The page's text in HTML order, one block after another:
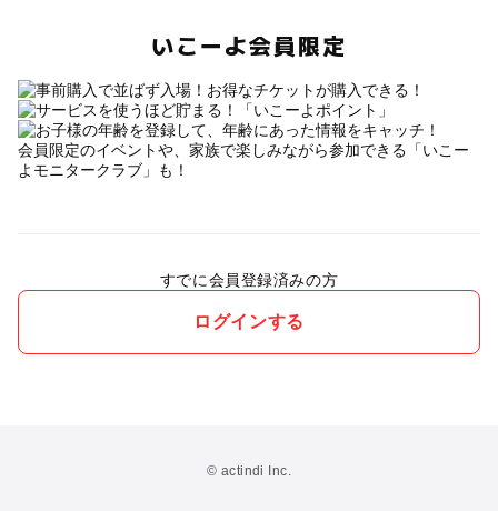
いこーよ会員限定
会員限定のイベントや、家族で楽しみながら参加できる「いこー
よモニタークラブ」も！
すでに会員登録済みの方
ログインする
© actindi Inc.